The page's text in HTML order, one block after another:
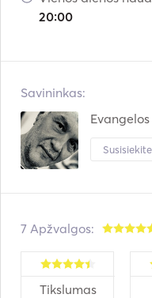
20:00
Savininkas:
Evangelos
7 Apžvalgos:
Tikslumas